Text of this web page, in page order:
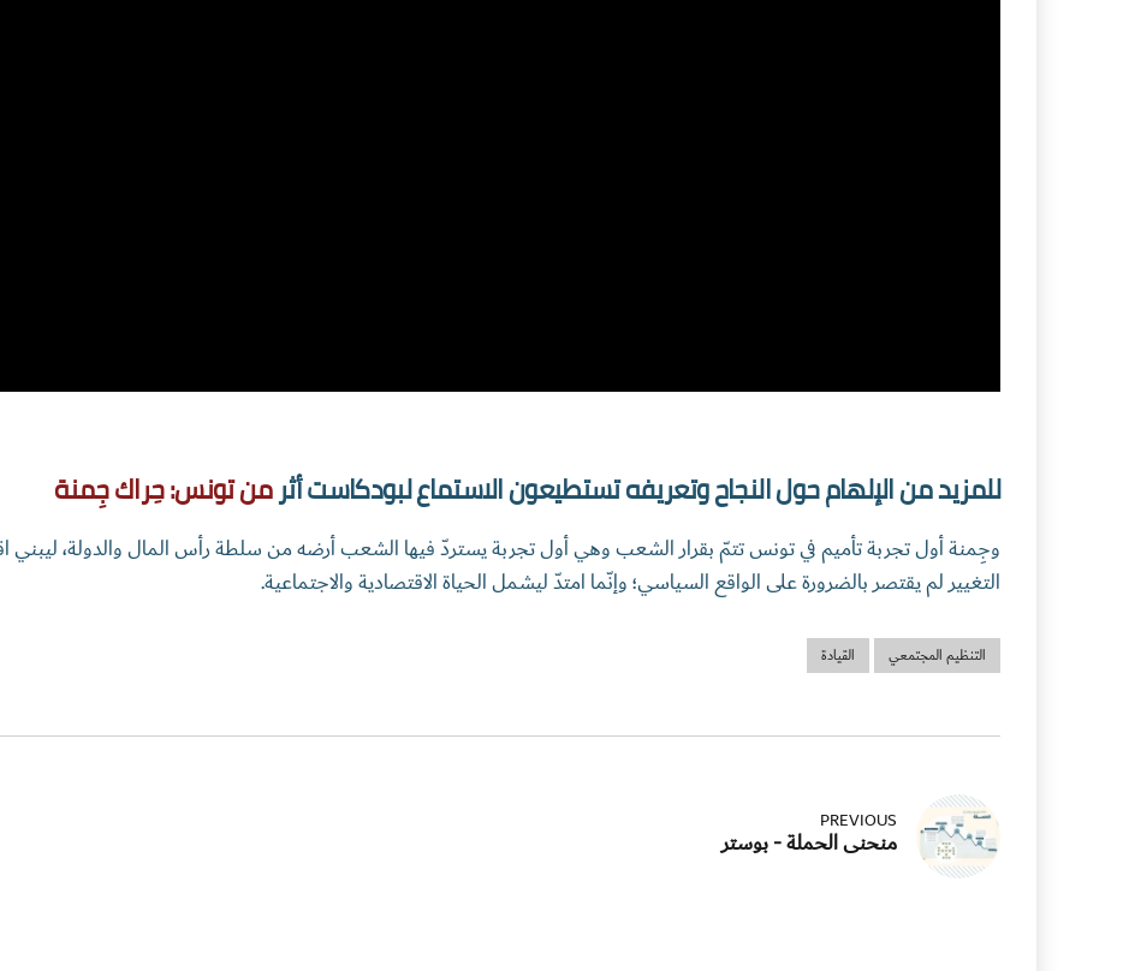
للمزيد من الإلهام حول النجاح وتعريفه تستطيعون الاستماع لبودكاست أثرمن تونس: حِراك جِمنة
وجِمنة أول تجربة تأميم في تونس تتمّ بقرار الشعب وهي أول تجربة يستردّ فيها الشعب أرضه من سلطة رأس المال والدولة، ليبني
التغيير لم يقتصر بالضرورة على الواقع السياسي؛ وإنّما امتدّ ليشمل الحياة الاقتصادية والاجتماعية.
التنظيم المجتمعي القيادة
PREVIOUS
منحنى الحملة - بوستر